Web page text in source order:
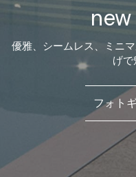
優雅、シームレス、ミニ
げで
フォト